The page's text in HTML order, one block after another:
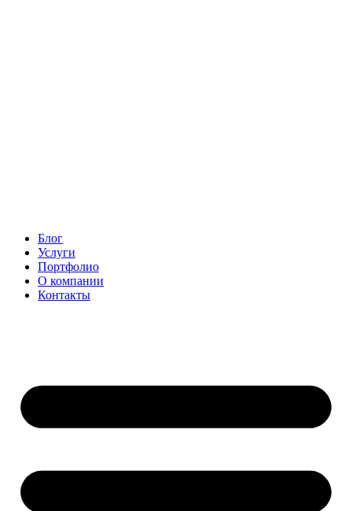
Блог
Услуги
Портфолио
О компании
Контакты